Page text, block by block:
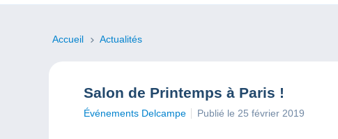
Accueil Actualités
Salon de Printemps à Paris !
Événements Delcampe Publié le 25 février 2019